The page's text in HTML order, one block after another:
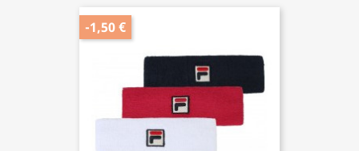
-1,50 €